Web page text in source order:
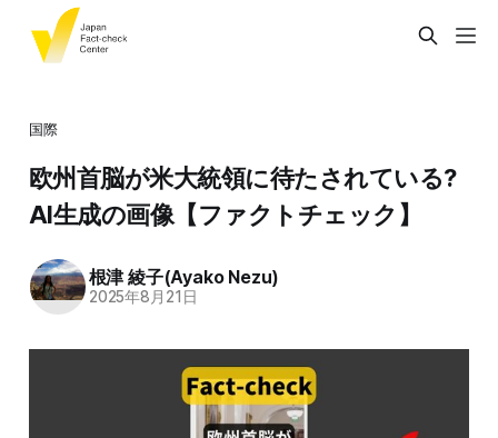
国際
欧州首脳が米大統領に待たされている?
AI生成の画像【ファクトチェック】
根津 綾子(Ayako Nezu)
2025年8月21日